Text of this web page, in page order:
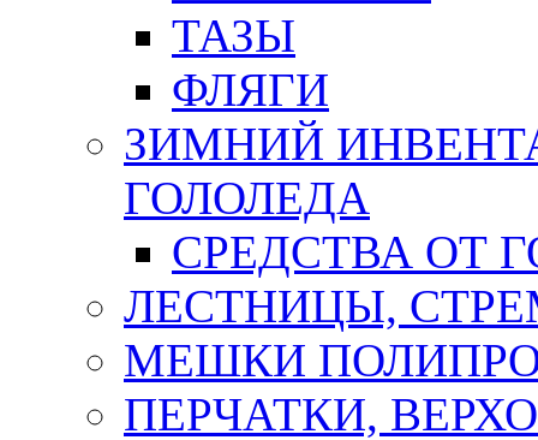
ТАЗЫ
ФЛЯГИ
ЗИМНИЙ
ГОЛОЛЕДА
СРЕДСТВА ОТ
ЛЕСТНИЦЫ,
МЕШКИ
ПЕРЧАТКИ,